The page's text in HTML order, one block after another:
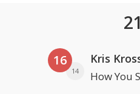
16
14 How You